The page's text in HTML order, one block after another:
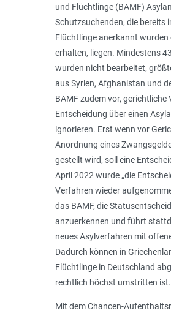
und Flüchtlinge (BAMF)
Schutzsuchenden, die bereits
Flüchtlinge anerkannt
erhalten, liegen. Mindestens
wurden nicht bearbeitet,
aus Syrien, Afghanistan und
BAMF zudem vor,
Entscheidung über einen
ignorieren. Erst wenn vor
Anordnung eines
gestellt wird, soll eine
April 2022 wurde „die
Verfahren wieder
das BAMF, die
anzuerkennen und führt
neues Asylverfahren mit
Dadurch können in
Flüchtlinge in Deutschland
rechtlich höchst umstritten ist.
Mit dem Chancen-